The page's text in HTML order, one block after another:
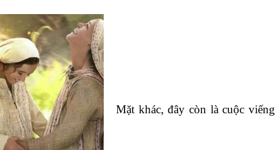
Mặt khác, đây còn là cuộc viếng